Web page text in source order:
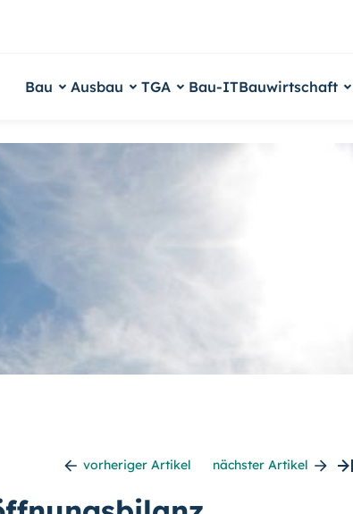
Bau Ausbau TGA Bau-ITBauwirtschaft
vorheriger Artikel nächster Artikel